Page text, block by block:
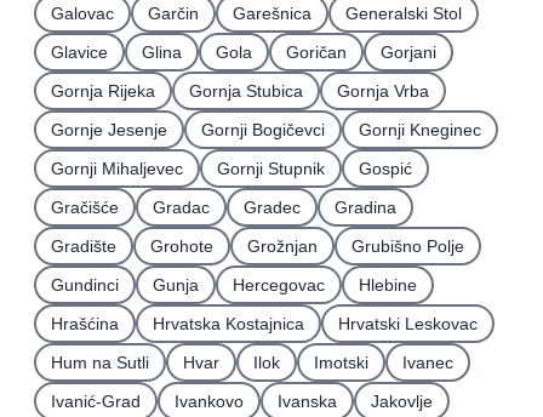
Galovac
Garčin Garešnica
Generalski Stol
Glavice
Glina Gola Goričan
Gorjani
Gornja Rijeka
Gornja Stubica
Gornja Vrba
Gornje Jesenje
Gornji Bogičevci
Gornji Kneginec
Gornji Mihaljevec
Gornji Stupnik
Gospić
Gračišće
Gradac Gradec
Gradina
Gradište
Grohote Grožnjan
Grubišno Polje
Gundinci
Gunja Hercegovac
Hlebine
Hrašćina
Hrvatska Kostajnica
Hrvatski Leskovac
Hum na Sutli
Hvar Ilok Imotski
Ivanec
Ivanić-Grad
Ivankovo Ivanska Jakovlje